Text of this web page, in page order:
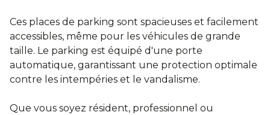
Ces places de parking sont spacieuses et facilement
accessibles, même pour les véhicules de grande
taille. Le parking est équipé d'une porte
automatique, garantissant une protection optimale
contre les intempéries et le vandalisme.
Que vous soyez résident, professionnel ou